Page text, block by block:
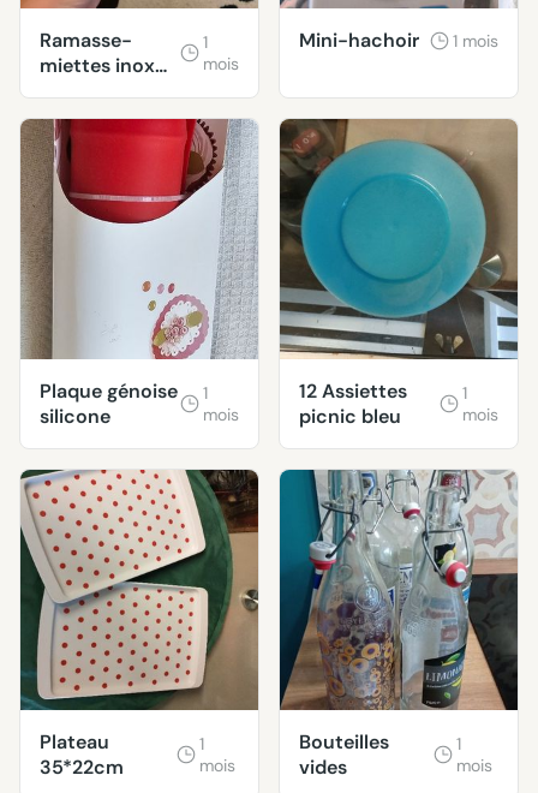
Ramasse-
miettes inox
tbe
1
mois
Mini-hachoir 1 mois
Plaque génoise
silicone
1
mois
12 Assiettes
picnic bleu
1
mois
Plateau
35*22cm
1
mois
Bouteilles
vides
1
mois